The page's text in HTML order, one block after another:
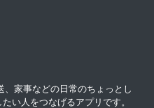
家事などの日常のちょっとし
い人をつなげるアプリです。